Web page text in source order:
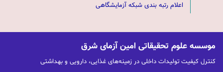
اعلام رتبه بندی شبکه آزمایشگاهی
موسسه علوم تحقیقاتی امین آزمای شرق
کنترل کیفیت تولیدات داخلی در زمینه‌های غذایی، دارویی و بهداشتی